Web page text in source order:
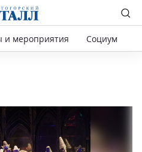
и мероприятия Социум